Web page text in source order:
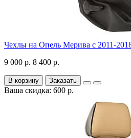
Чехлы на Опель Мерива с 2011-
9 000 р. 8 400 р.
В корзину Заказать
Ваша скидка: 600 р.